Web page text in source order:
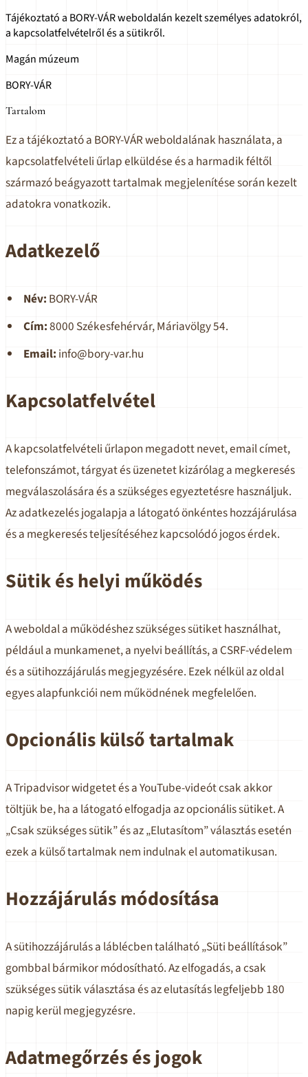
Tájékoztató a BORY-VÁR weboldalán kezelt személyes adatokról,
a kapcsolatfelvételről és a sütikről.
Magán múzeum
BORY-VÁR
Tartalom
Ez a tájékoztató a BORY-VÁR weboldalának használata, a
kapcsolatfelvételi űrlap elküldése és a harmadik féltől
származó beágyazott tartalmak megjelenítése során kezelt
adatokra vonatkozik.
Adatkezelő
Név: BORY-VÁR
Cím:8000 Székesfehérvár, Máriavölgy 54.
Email: info@bory-var.hu
Kapcsolatfelvétel
A kapcsolatfelvételi űrlapon megadott nevet, email címet,
telefonszámot, tárgyat és üzenetet kizárólag a megkeresés
megválaszolására és a szükséges egyeztetésre használjuk.
Az adatkezelés jogalapja a látogató önkéntes hozzájárulása
és a megkeresés teljesítéséhez kapcsolódó jogos érdek.
Sütik és helyi működés
A weboldal a működéshez szükséges sütiket használhat,
például a munkamenet, a nyelvi beállítás, a CSRF-védelem
és a sütihozzájárulás megjegyzésére. Ezek nélkül az oldal
egyes alapfunkciói nem működnének megfelelően.
Opcionális külső tartalmak
A Tripadvisor widgetet és a YouTube-videót csak akkor
töltjük be, ha a látogató elfogadja az opcionális sütiket. A
„Csak szükséges sütik” és az „Elutasítom” választás esetén
ezek a külső tartalmak nem indulnak el automatikusan.
Hozzájárulás módosítása
A sütihozzájárulás a láblécben található „Süti beállítások”
gombbal bármikor módosítható. Az elfogadás, a csak
szükséges sütik választása és az elutasítás legfeljebb 180
napig kerül megjegyzésre.
Adatmegőrzés és jogok